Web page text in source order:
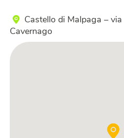
Castello di Malpaga –
Cavernago